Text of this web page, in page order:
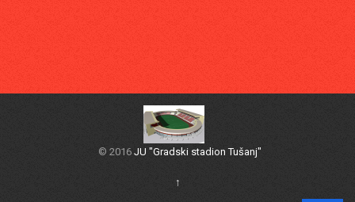
© 2016 JU "Gradski stadion Tušanj"
↑